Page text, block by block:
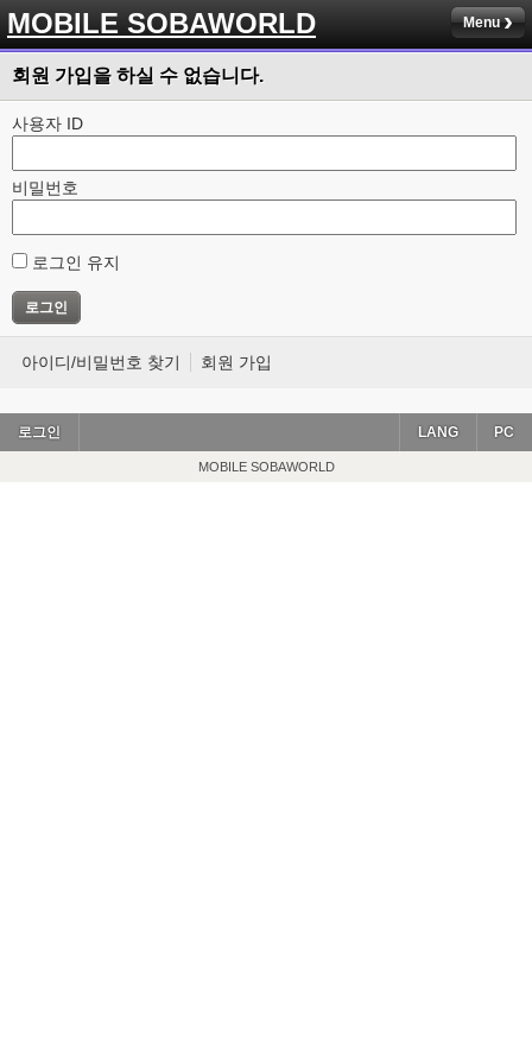
MOBILE SOBAWORLD Menu
회원 가입을 하실 수 없습니다.
사용자 ID
비밀번호
로그인 유지
아이디/비밀번호 찾기 회원 가입
로그인 PC
LANG
MOBILE SOBAWORLD